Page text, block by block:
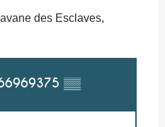
des Esclaves,
▒▒